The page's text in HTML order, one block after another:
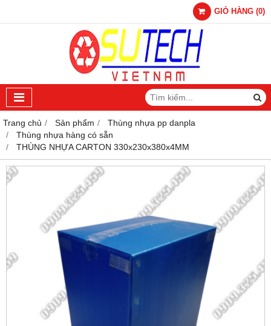
GIỎ HÀNG (0)
Trang chủ Sản phẩm
Thùng nhựa pp danpla
Thùng nhựa hàng có sẵn
THÙNG NHỰA CARTON 330x230x380x4MM